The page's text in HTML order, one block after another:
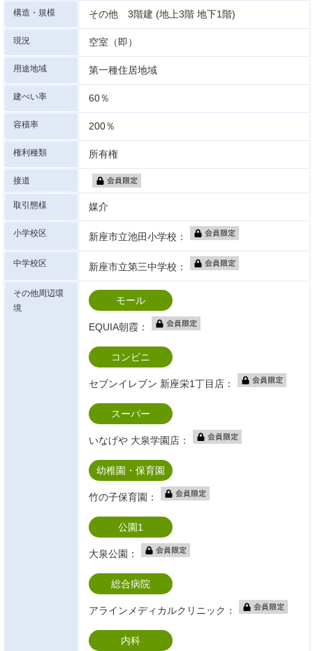
構造・規模 その他 3階建 (地上3階 地下1階)
現況 空室（即）
用途地域 第一種住居地域
建ぺい率 60％
容積率 200％
権利種類 所有権
接道
取引態様 媒介
小学校区 新座市立池田小学校：
中学校区 新座市立第三中学校：
その他周辺環
境
モール
EQUIA朝霞：
コンビニ
セブンイレブン 新座栄1丁目店：
スーパー
いなげや 大泉学園店：
幼稚園・保育園
竹の子保育園：
公園1
大泉公園：
総合病院
アラインメディカルクリニック：
内科